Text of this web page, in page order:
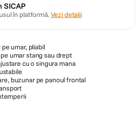
SICAP
în platformă.Vezi detalii
umar, pliabil
umar stang sau drept
cu o singura mana
buzunar pe panoul frontal